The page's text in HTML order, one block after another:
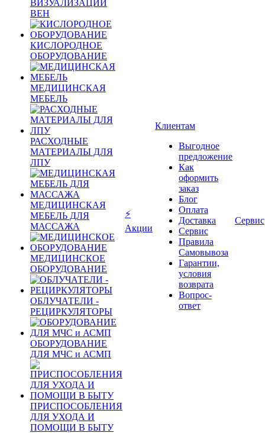
ВИЗУАЛИЗАЦИИ
ВЕН
КИСЛОРОДНОЕ
ОБОРУДОВАНИЕ
МЕДИЦИНСКАЯ
МЕБЕЛЬ
РАСХОДНЫЕ
МАТЕРИАЛЫ ДЛЯ
ЛПУ
МЕДИЦИНСКАЯ
МЕБЕЛЬ ДЛЯ
МАССАЖА
МЕДИЦИНСКОЕ
ОБОРУДОВАНИЕ
ОБЛУЧАТЕЛИ -
РЕЦИРКУЛЯТОРЫ
ОБОРУДОВАНИЕ
ДЛЯ МЧС и АСМП
ПРИСПОСОБЛЕНИЯ
ДЛЯ УХОДА И
ПОМОЩИ В БЫТУ
⚡
Акции
Клиентам
Выгодное
предложение
Как
оформить
заказ
Блог
Оплата
Доставка
Сервис
Правила
Самовывоза
Гарантии,
условия
возврата
Вопрос-
ответ
Сервис